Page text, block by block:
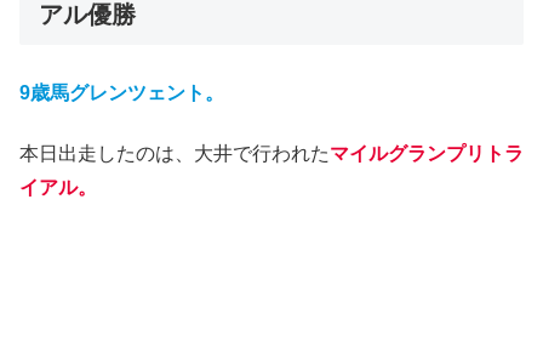
アル優勝
9歳馬グレンツェント。
本日出走したのは、大井で行われたマイルグランプリトラ
イアル。